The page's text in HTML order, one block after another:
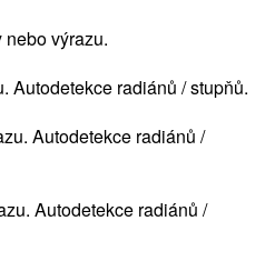
výrazu.
Autodetekce radiánů / stupňů.
Autodetekce radiánů /
Autodetekce radiánů /